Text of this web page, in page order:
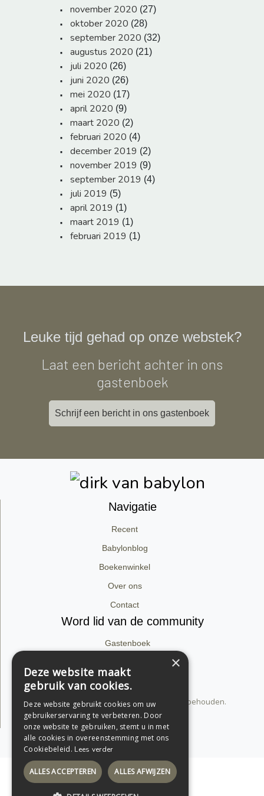
november 2020 (27)
oktober 2020 (28)
september 2020 (32)
augustus 2020 (21)
juli 2020 (26)
juni 2020 (26)
mei 2020 (17)
april 2020 (9)
maart 2020 (2)
februari 2020 (4)
december 2019 (2)
november 2019 (9)
september 2019 (4)
juli 2019 (5)
april 2019 (1)
maart 2019 (1)
februari 2019 (1)
Leuke tijd gehad op onze webstek?
Laat een bericht achter in ons
gastenboek
Schrijf een bericht in ons gastenboek
Navigatie
Recent
Babylonblog
Boekenwinkel
Over ons
Contact
Word lid van de community
Gastenboek
Instagram
© 2026 dirk van babylon. Alle rechten voorbehouden.
Privacyverklaring
Support by Conversal
×
Deze website maakt
gebruik van cookies.
Deze website gebruikt cookies om uw
gebruikerservaring te verbeteren. Door
onze website te gebruiken, stemt u in met
alle cookies in overeenstemming met ons
Cookiebeleid. Lees verder
ALLES ACCEPTEREN ALLES AFWIJZEN